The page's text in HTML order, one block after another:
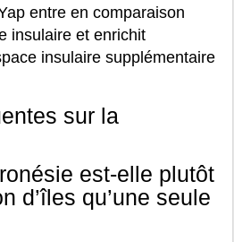
entre en comparaison
insulaire et enrichit
insulaire supplémentaire
sur la
est-elle plutôt
d’îles qu’une seule